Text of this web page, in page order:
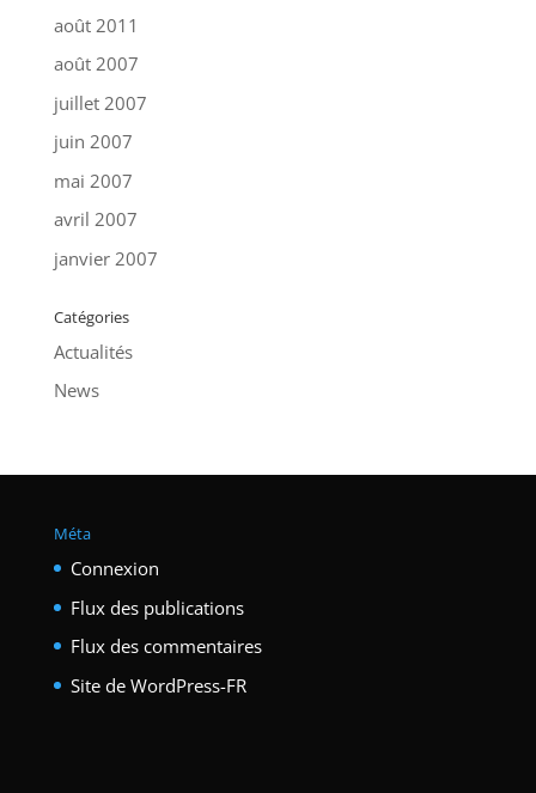
août 2011
août 2007
juillet 2007
juin 2007
mai 2007
avril 2007
janvier 2007
Catégories
Actualités
News
Méta
Connexion
Flux des publications
Flux des commentaires
Site de WordPress-FR